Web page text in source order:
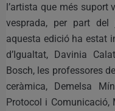
l’artista que més suport
vesprada, per part
aquesta edició ha estat
d’Igualtat, Davinia
Bosch, les professores
ceràmica, Demelsa
Protocol i Comunicació,